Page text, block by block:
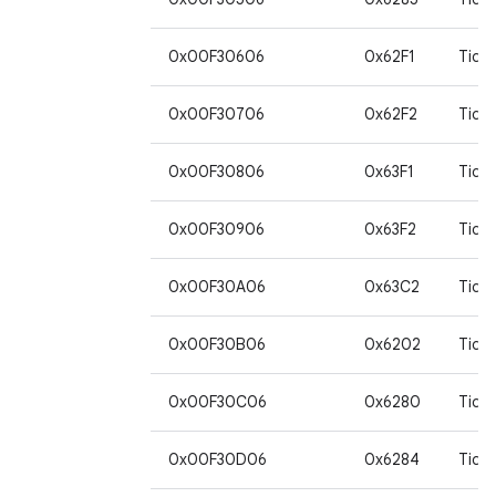
0x00F30606 0x62F1
0x00F30706 0x62F2
0x00F30806 0x63F1
0x00F30906 0x63F2
0x00F30A06 0x63C2
0x00F30B06 0x6202
0x00F30C06 0x6280
0x00F30D06 0x6284